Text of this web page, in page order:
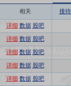
相关 接
详细 数据 股吧
详细 数据 股吧
详细 数据 股吧
详细 数据 股吧
详细 数据 股吧